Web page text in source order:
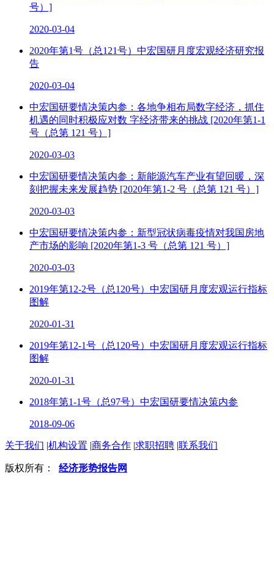
号）]
2020-03-04
2020年第1号（总121号）中宏国研月度宏观经济研究报
告
2020-03-04
中宏国研要情决策内参：各地争相布局数字经济，抓住
机遇的同时积极应对数 字经济带来的挑战 [2020年第1-1
号（总第 121 号）]
2020-03-03
中宏国研要情决策内参：新能源汽车产业有望回暖，深
刻把握未来发展趋势 [2020年第1-2 号（总第 121 号）]
2020-03-03
中宏国研要情决策内参：新型冠状病毒疫情对我国房地
产市场的影响 [2020年第1-3 号（总第 121 号）]
2020-03-03
2019年第12-2号（总120号）中宏国研月度宏观运行指标
图解
2020-01-31
2019年第12-1号（总120号）中宏国研月度宏观运行指标
图解
2020-01-31
2018年第1-1号（总97号）中宏国研要情决策内参
2018-09-06
关于我们 |机构设置 |商务合作 |求职招聘 |联系我们
版权所有： 经济形势报告网